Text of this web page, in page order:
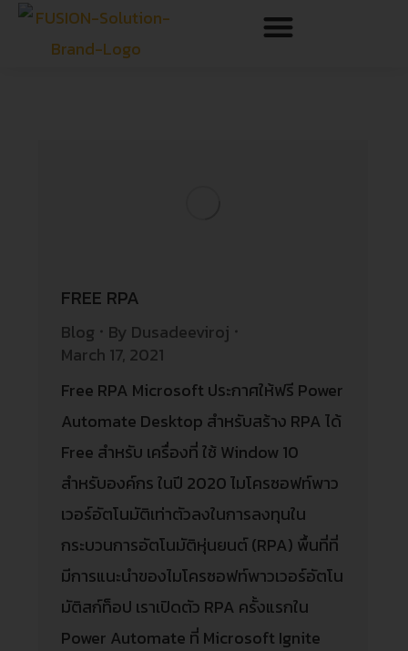
FREE RPA
Blog By Dusadeeviroj
March 17, 2021
Free RPA Microsoft ประกาศให้ฟรี Power
Automate Desktop สำหรับสร้าง RPA ได้
Free สำหรับ เครื่องที่ ใช้ Window 10
สำหรับองค์กร ในปี 2020 ไมโครซอฟท์พาว
เวอร์อัตโนมัติเท่าตัวลงในการลงทุนใน
กระบวนการอัตโนมัติหุ่นยนต์ (RPA) พื้นที่ที่
มีการแนะนำของไมโครซอฟท์พาวเวอร์อัตโน
มัติสก์ท็อป เราเปิดตัว RPA ครั้งแรกใน
Power Automate ที่ Microsoft Ignite